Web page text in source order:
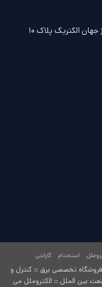
جهان الکتریک پلاک ۱۰
استخدام گارانتی
تخصصی برق :: کنترل و
بین الملل :: الکتروملل می